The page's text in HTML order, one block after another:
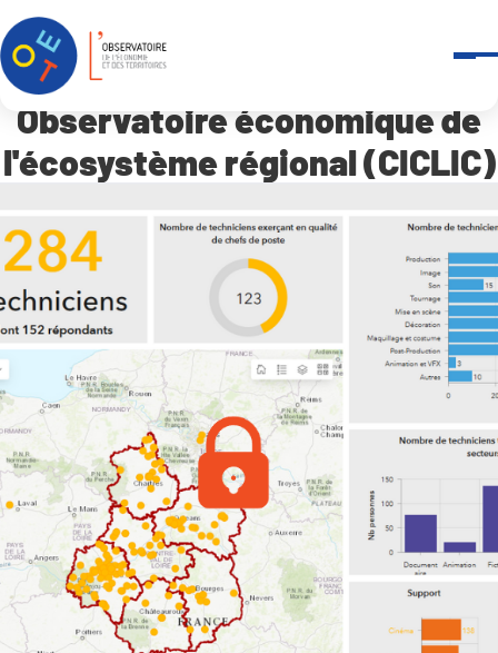
Accueil Outils et services
Observatoire économique de l’écosystème régional (CICLIC)
Observatoire économique de
l'écosystème régional (CICLIC)